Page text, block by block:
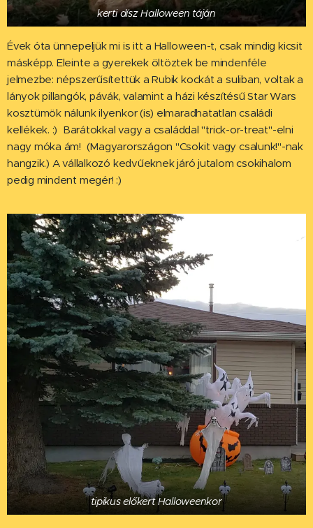
kerti dísz Halloween táján
Évek óta ünnepeljük mi is itt a Halloween-t, csak mindig kicsit
másképp. Eleinte a gyerekek öltöztek be mindenféle
jelmezbe: népszerűsítettük a Rubik kockát a suliban, voltak a
lányok pillangók, pávák, valamint a házi készítésű Star Wars
kosztümök nálunk ilyenkor (is) elmaradhatatlan családi
kellékek. :) Barátokkal vagy a családdal "trick-or-treat"-elni
nagy móka ám! (Magyarországon "Csokit vagy csalunk!"-nak
hangzik.) A vállalkozó kedvűeknek járó jutalom csokihalom
pedig mindent megér! :)
tipikus előkert Halloweenkor